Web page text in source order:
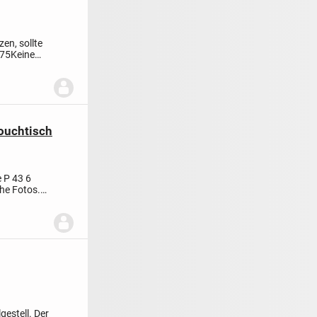
sollte
Keine
P 43 6
Fotos.
Der